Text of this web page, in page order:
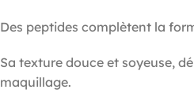
Des peptides complètent la
Sa texture douce et soyeuse,
maquillage.